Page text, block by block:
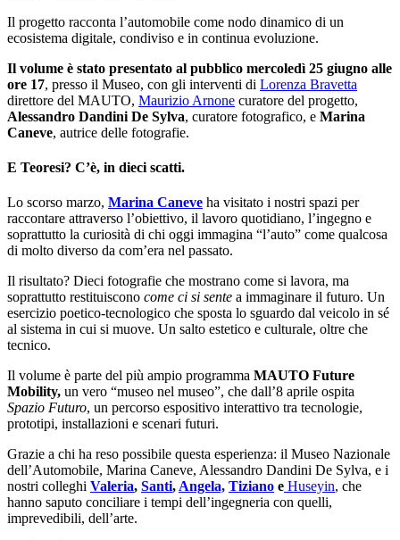
Il progetto racconta l’automobile come nodo dinamico di un
ecosistema digitale, condiviso e in continua evoluzione.
Il volume è stato presentato al pubblico mercoledì 25 giugno alle
ore 17, presso il Museo, con gli interventi di Lorenza Bravetta
direttore del MAUTO, Maurizio Arnone curatore del progetto,
Alessandro Dandini De Sylva, curatore fotografico, e Marina
Caneve, autrice delle fotografie.
E Teoresi? C’è, in dieci scatti.
Lo scorso marzo, Marina Caneve ha visitato i nostri spazi per
raccontare attraverso l’obiettivo, il lavoro quotidiano, l’ingegno e
soprattutto la curiosità di chi oggi immagina “l’auto” come qualcosa
di molto diverso da com’era nel passato.
Il risultato? Dieci fotografie che mostrano come si lavora, ma
soprattutto restituiscono come ci si sente a immaginare il futuro. Un
esercizio poetico-tecnologico che sposta lo sguardo dal veicolo in sé
al sistema in cui si muove. Un salto estetico e culturale, oltre che
tecnico.
Il volume è parte del più ampio programma MAUTO Future
Mobility, un vero “museo nel museo”, che dall’8 aprile ospita
Spazio Futuro, un percorso espositivo interattivo tra tecnologie,
prototipi, installazioni e scenari futuri.
Grazie a chi ha reso possibile questa esperienza: il Museo Nazionale
dell’Automobile, Marina Caneve, Alessandro Dandini De Sylva, e i
nostri colleghi Valeria, Santi, Angela, Tiziano e Huseyin, che
hanno saputo conciliare i tempi dell’ingegneria con quelli,
imprevedibili, dell’arte.